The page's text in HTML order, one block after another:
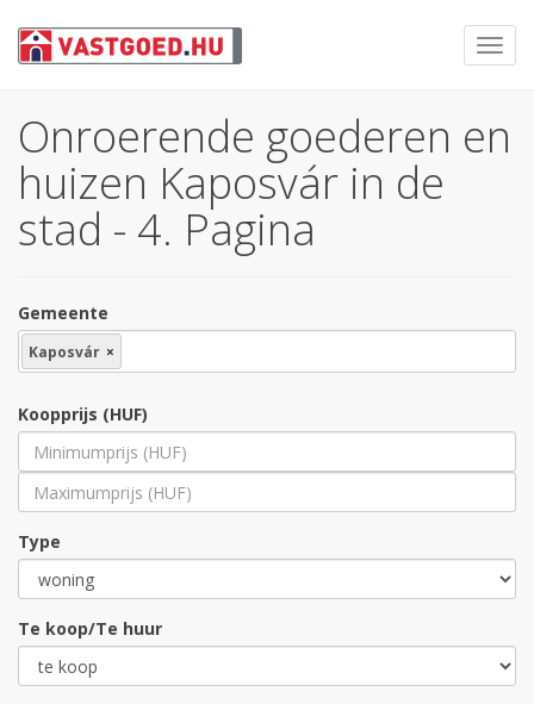
Onroerende goederen en
huizen Kaposvár in de
stad - 4. Pagina
Gemeente
Kaposvár ×
Koopprijs (HUF)
Type
Te koop/Te huur